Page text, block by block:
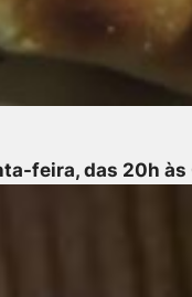
feira, das 20h às